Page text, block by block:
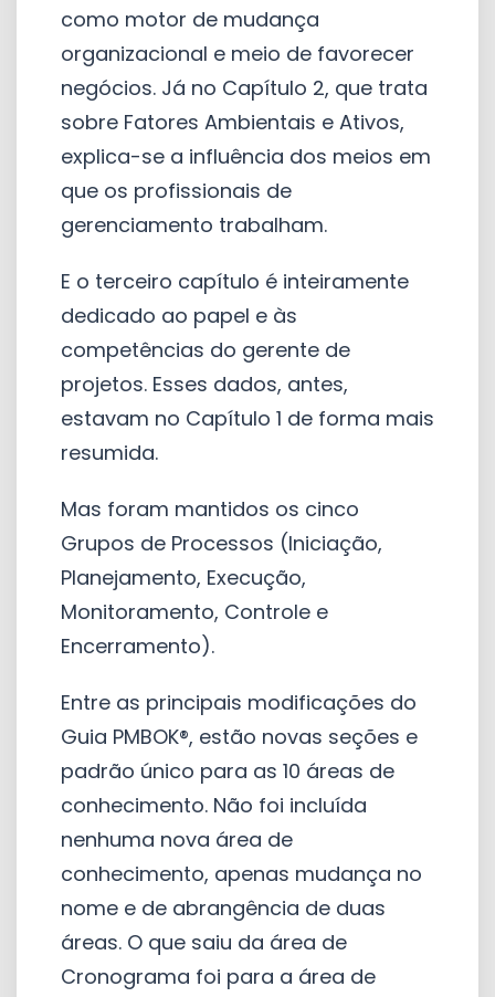
como motor de mudança
organizacional e meio de favorecer
negócios. Já no Capítulo 2, que trata
sobre Fatores Ambientais e Ativos,
explica-se a influência dos meios em
que os profissionais de
gerenciamento trabalham.
E o terceiro capítulo é inteiramente
dedicado ao papel e às
competências do gerente de
projetos. Esses dados, antes,
estavam no Capítulo 1 de forma mais
resumida.
Mas foram mantidos os cinco
Grupos de Processos (Iniciação,
Planejamento, Execução,
Monitoramento, Controle e
Encerramento).
Entre as principais modificações do
Guia PMBOK®, estão novas seções e
padrão único para as 10 áreas de
conhecimento. Não foi incluída
nenhuma nova área de
conhecimento, apenas mudança no
nome e de abrangência de duas
áreas. O que saiu da área de
Cronograma foi para a área de